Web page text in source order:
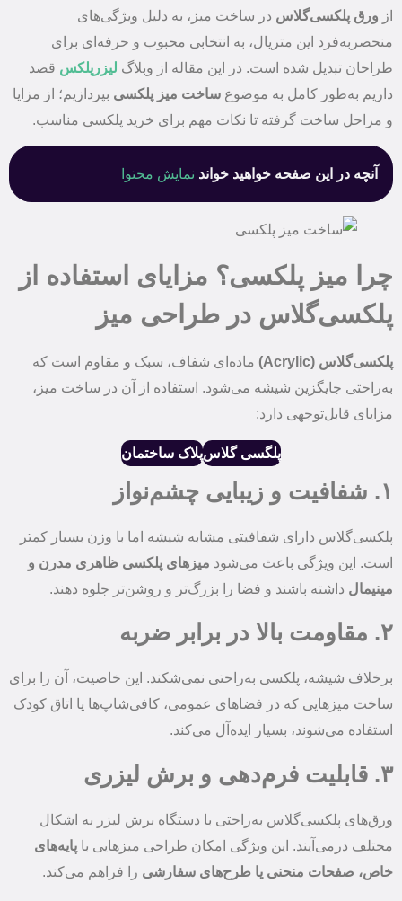
از ورق پلکسی‌گلاس در ساخت میز، به دلیل ویژگی‌های
منحصربه‌فرد این متریال، به انتخابی محبوب و حرفه‌ای برای
طراحان تبدیل شده است. در این مقاله از وبلاگ لیزرپلکس قصد
داریم به‌طور کامل به موضوع ساخت میز پلکسی بپردازیم؛ از مزایا
و مراحل ساخت گرفته تا نکات مهم برای خرید پلکسی مناسب.
آنچه در این صفحه خواهید خواند نمایش محتوا
چرا میز پلکسی؟ مزایای استفاده از
پلکسی‌گلاس در طراحی میز
پلکسی‌گلاس (Acrylic)
ماده‌ای شفاف، سبک و مقاوم است که
به‌راحتی جایگزین شیشه می‌شود. استفاده از آن در ساخت میز،
مزایای قابل‌توجهی دارد:
پلگسی گلاسپلاک ساختمان
۱. شفافیت و زیبایی چشم‌نواز
پلکسی‌گلاس دارای شفافیتی مشابه شیشه اما با وزن بسیار کمتر
است. این ویژگی باعث می‌شود میزهای پلکسی ظاهری مدرن و
مینیمال داشته باشند و فضا را بزرگ‌تر و روشن‌تر جلوه دهند.
۲. مقاومت بالا در برابر ضربه
برخلاف شیشه، پلکسی به‌راحتی نمی‌شکند. این خاصیت، آن را برای
ساخت میزهایی که در فضاهای عمومی، کافی‌شاپ‌ها یا اتاق کودک
استفاده می‌شوند، بسیار ایده‌آل می‌کند.
۳. قابلیت فرم‌دهی و برش لیزری
ورق‌های پلکسی‌گلاس به‌راحتی با دستگاه برش لیزر به اشکال
مختلف در‌می‌آیند. این ویژگی امکان طراحی میزهایی با پایه‌های
خاص، صفحات منحنی یا طرح‌های سفارشی را فراهم می‌کند.